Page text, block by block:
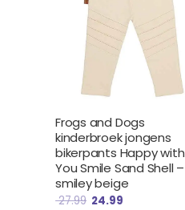
Frogs and Dogs
kinderbroek jongens
bikerpants Happy with
You Smile Sand Shell –
smiley beige
27.99 24.99